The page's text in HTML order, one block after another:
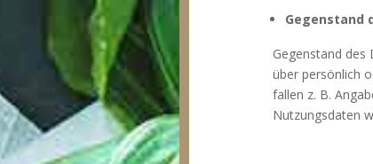
Gegenstand
Gegenstand des
über persönlich
fallen z. B.
Nutzungsdaten